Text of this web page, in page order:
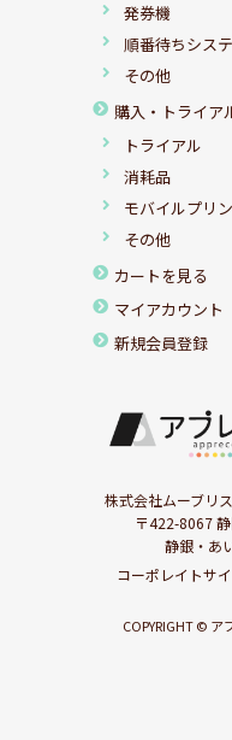
発券機
順番待ちシス
その他
購入・トライア
トライアル
消耗品
モバイルプリ
その他
カートを見る
マイアカウント
新規会員登録
株式会社ムーブリ
〒422-8067
静銀・あ
コーポレイトサイ
COPYRIGHT © ア